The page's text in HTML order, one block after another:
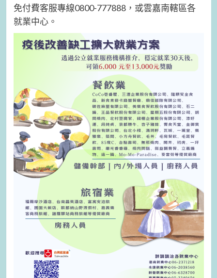
免付費客服專線0800-777888，或雲嘉南轄區各
就業中心。